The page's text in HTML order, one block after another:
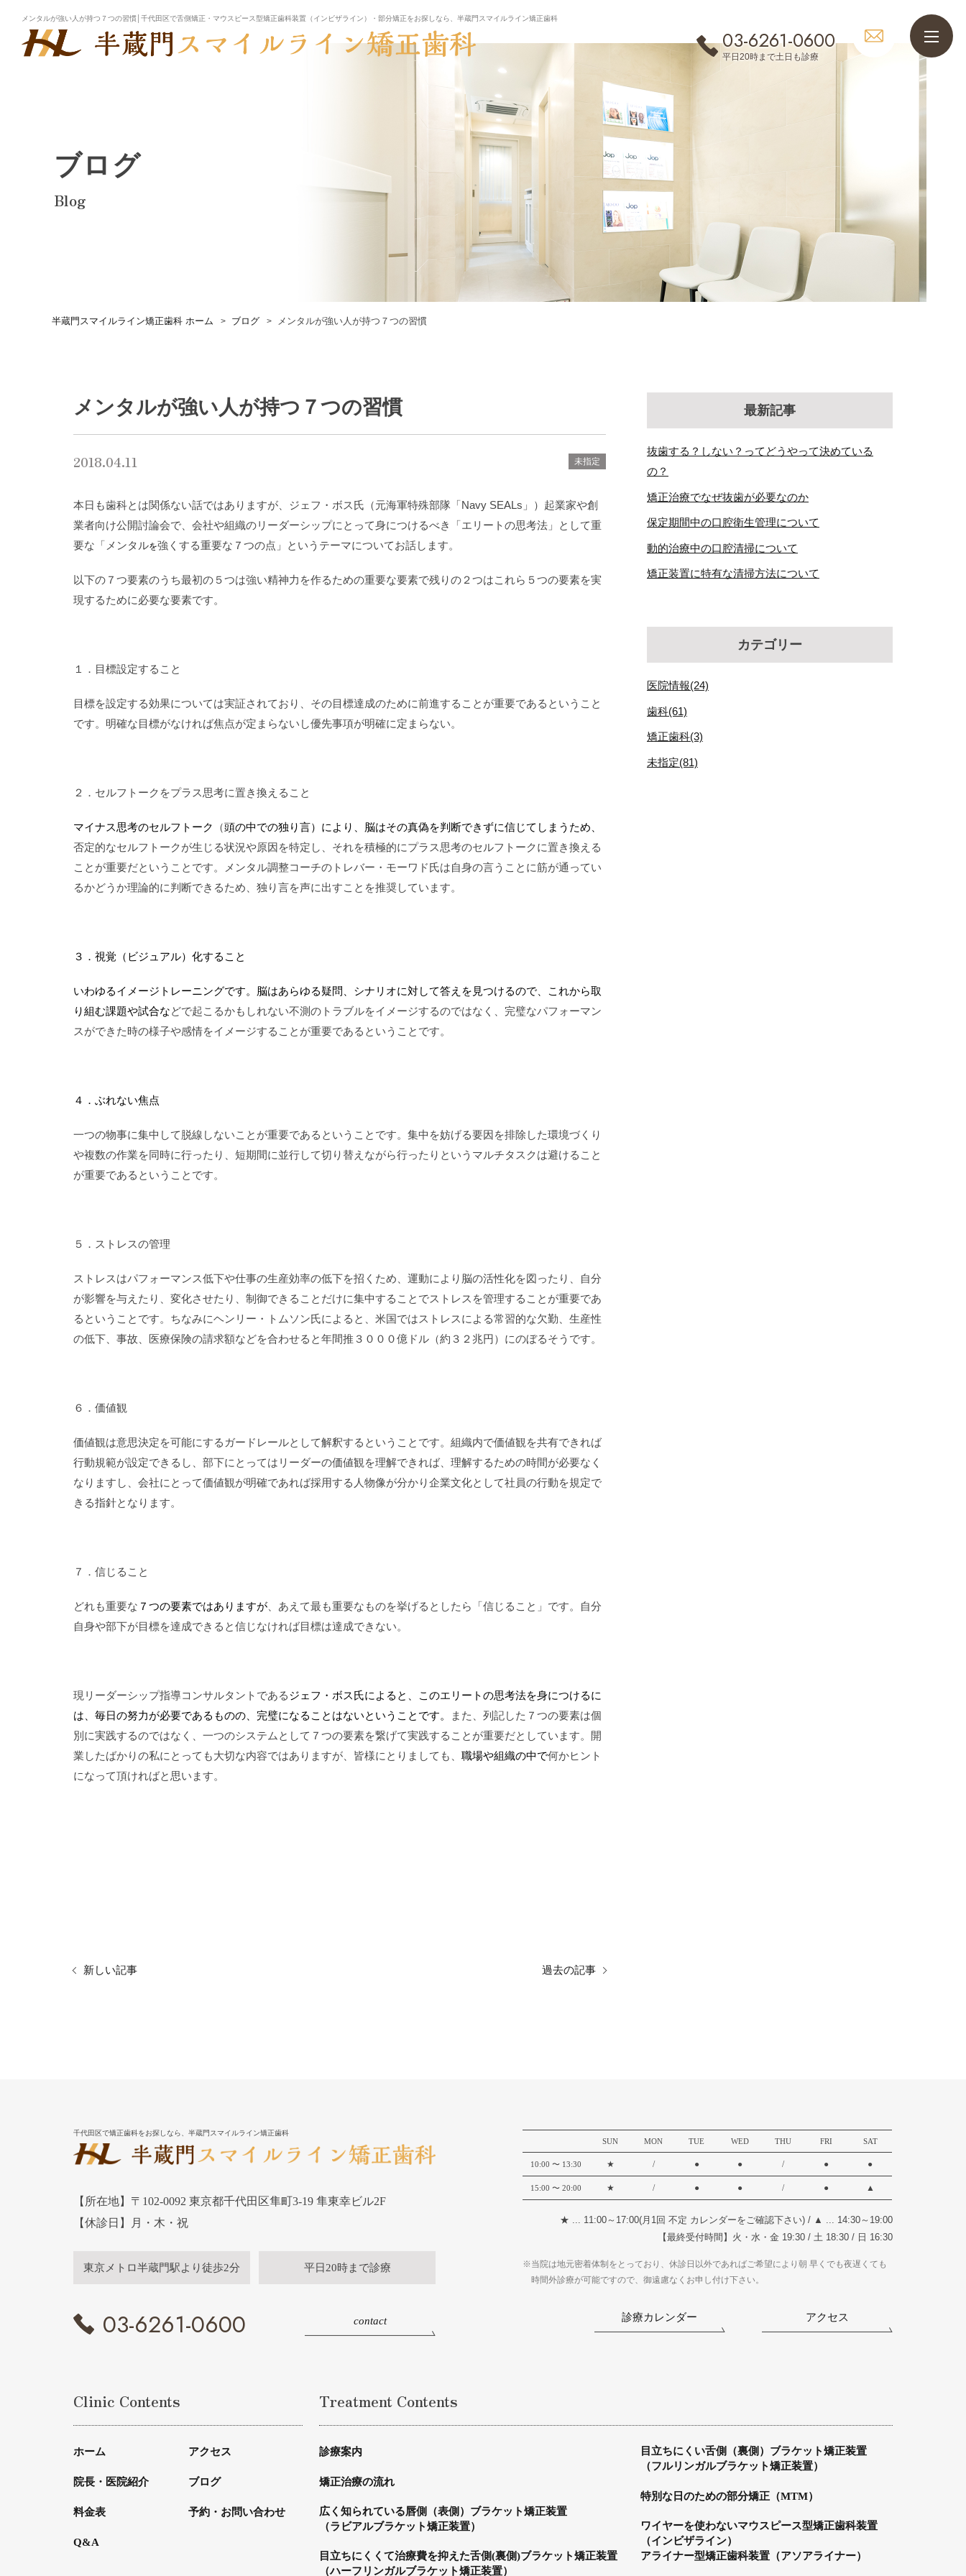
メンタルが強い人が持つ７つの習慣│千代田区で舌側矯正・マウスピース型矯正歯科装置（インビザライン）・部分矯正をお探しなら、半蔵門スマイルライン矯正歯科
03-6261-0600
平日20時まで土日も診療
ブログ
Blog
半蔵門スマイルライン矯正歯科 ホーム ブログ メンタルが強い人が持つ７つの習慣
メンタルが強い人が持つ７つの習慣
2018.04.11 未指定
本日も歯科とは関係ない話ではありますが、ジェフ・ボス氏（元海軍特殊部隊「Navy SEALs」）起業家や創
業者向け公開討論会で、会社や組織のリーダーシップにとって身につけるべき「エリートの思考法」として重
要な「メンタルを強くする重要な７つの点」というテーマについてお話します。
以下の７つ要素のうち最初の５つは強い精神力を作るための重要な要素で残りの２つはこれら５つの要素を実
現するために必要な要素です。
１．目標設定すること
目標を設定する効果については実証されており、その目標達成のために前進することが重要であるということ
です。明確な目標がなければ焦点が定まらないし優先事項が明確に定まらない。
２．セルフトークをプラス思考に置き換えること
マイナス思考のセルフトーク （頭の中での独り言）により、脳はその真偽を判断できずに信じてしまうため、
否定的なセルフトークが生じる状況や原因を特定し、それを積極的にプラス思考のセルフ トークに置き換える
ことが重要だということです。 メンタル調整コーチのトレバー・モーワド氏は自身の言うことに筋が通ってい
るかどうか理論的に判断できるため、 独り言を声に出すこ とを推奨しています。
３．視覚（ビジュアル）化すること
いわゆるイメージトレーニングです。脳はあらゆる疑問、シナリオに対して答えを見つけるので、これから取
り組む課題や試合などで起こるかもしれない不測のトラブルをイメージするのではなく、完璧なパフォーマン
スができた時の様子や感情をイメージする ことが重要であるということです。
４．ぶれない焦点
一つの物事に集中して脱線しないことが重要であるということです。集中を妨げる要因を排除した環境づくり
や複数の作業を同時に行ったり、短期間に並行して切り替えながら行ったりというマルチタスクは避けること
が重要であるということです。
５．ストレスの管理
ストレスはパフォーマンス低下や仕事の生産効率の低下を招くため、運動により脳の活性化を図ったり、自分
が影響を与えたり、変化させたり、制御できることだけに集中することでストレスを管理することが重要であ
るということです。ちなみにヘンリー・トムソン氏によると、 米国ではストレスによる常習的な欠勤、生産性
の低下、事故、医療保険の請求額などを合わせると年間推３０００億ドル（約３２兆円）にのぼるそうです。
６．価値観
価値観は意思決定を可能にするガードレールとして解釈するということです。組織内で価値観を共有できれば
行動規範が設定できるし、部下にとってはリーダーの価値観を理解できれば、理解するための時間が必要なく
なりますし、会社にとって価値観が明確であれば採用する人物像が分かり企業文化として社員の行動を規定で
きる指針となります。
７．信じること
どれも重要な ７つの要素ではありますが 、あえて最も重要なものを挙げるとしたら「信じること」です。自分
自身や部下が目標を達成できると信じなければ目標は達成できない。
現リーダーシップ指導コンサルタントであるジェフ・ボス氏によると、このエリートの思考法を身につけるに
は、毎日の努力が必要であるものの、完璧になることはないということです。
また、列記した７つの要素は個
別に実践するのではなく、一つのシステムとして７つの要素を繋げて実践することが重要だとしています。開
業したばかりの私にとっても大切な内容ではありますが、皆様にとりましても、 職場や組織の中で何かヒント
になって頂ければと思います。
新しい記事 過去の記事
最新記事
抜歯する？しない？ってどうやって決めている
の？
矯正治療でなぜ抜歯が必要なのか
保定期間中の口腔衛生管理について
動的治療中の口腔清掃について
矯正装置に特有な清掃方法について
カテゴリー
医院情報(24)
歯科(61)
矯正歯科(3)
未指定(81)
千代田区で矯正歯科をお探しなら、半蔵門スマイルライン矯正歯科
【所在地】〒102-0092 東京都千代田区隼町3-19 隼東幸ビル2F
【休診日】月・木・祝
東京メトロ半蔵門駅より徒歩2分 平日20時まで診療
03-6261-0600 contact
SUN MON TUE WED THU FRI SAT
10:00 〜 13:30 ★ / ● ● / ● ●
15:00 〜 20:00 ★ / ● ● / ● ▲
★ ... 11:00～17:00(月1回 不定 カレンダーをご確認下さい) / ▲ ... 14:30～19:00
【最終受付時間】火・水・金 19:30 / 土 18:30 / 日 16:30
※当院は地元密着体制をとっており、休診日以外であればご希望により朝 早くでも夜遅くても
時間外診療が可能ですので、御遠慮なくお申し付け下さい。
診療カレンダー アクセス
Clinic Contents
ホーム
院長・医院紹介
料金表
Q&A
アクセス
ブログ
予約・お問い合わせ
Treatment Contents
診療案内
矯正治療の流れ
広く知られている唇側（表側）ブラケット矯正装置
（ラビアルブラケット矯正装置）
目立ちにくくて治療費を抑えた舌側(裏側)ブラケット矯正装置
（ハーフリンガルブラケット矯正装置）
目立ちにくい舌側（裏側）ブラケット矯正装置
（フルリンガルブラケット矯正装置）
特別な日のための部分矯正（MTM）
ワイヤーを使わないマウスピース型矯正歯科装置
（インビザライン）
アライナー型矯正歯科装置（アソアライナー）